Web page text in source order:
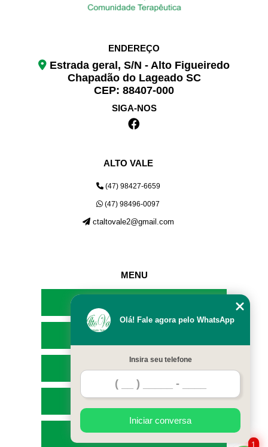
ENDEREÇO
Estrada geral, S/N - Alto Figueiredo
Chapadão do Lageado SC
CEP: 88407-000
SIGA-NOS
ALTO VALE
(47) 98427-6659
(47) 98496-0097
ctaltovale2@gmail.com
MENU
SERVIÇOS
MAPA DO SITE
1
Olá! Fale agora pelo WhatsApp
Insira seu telefone
Iniciar conversa